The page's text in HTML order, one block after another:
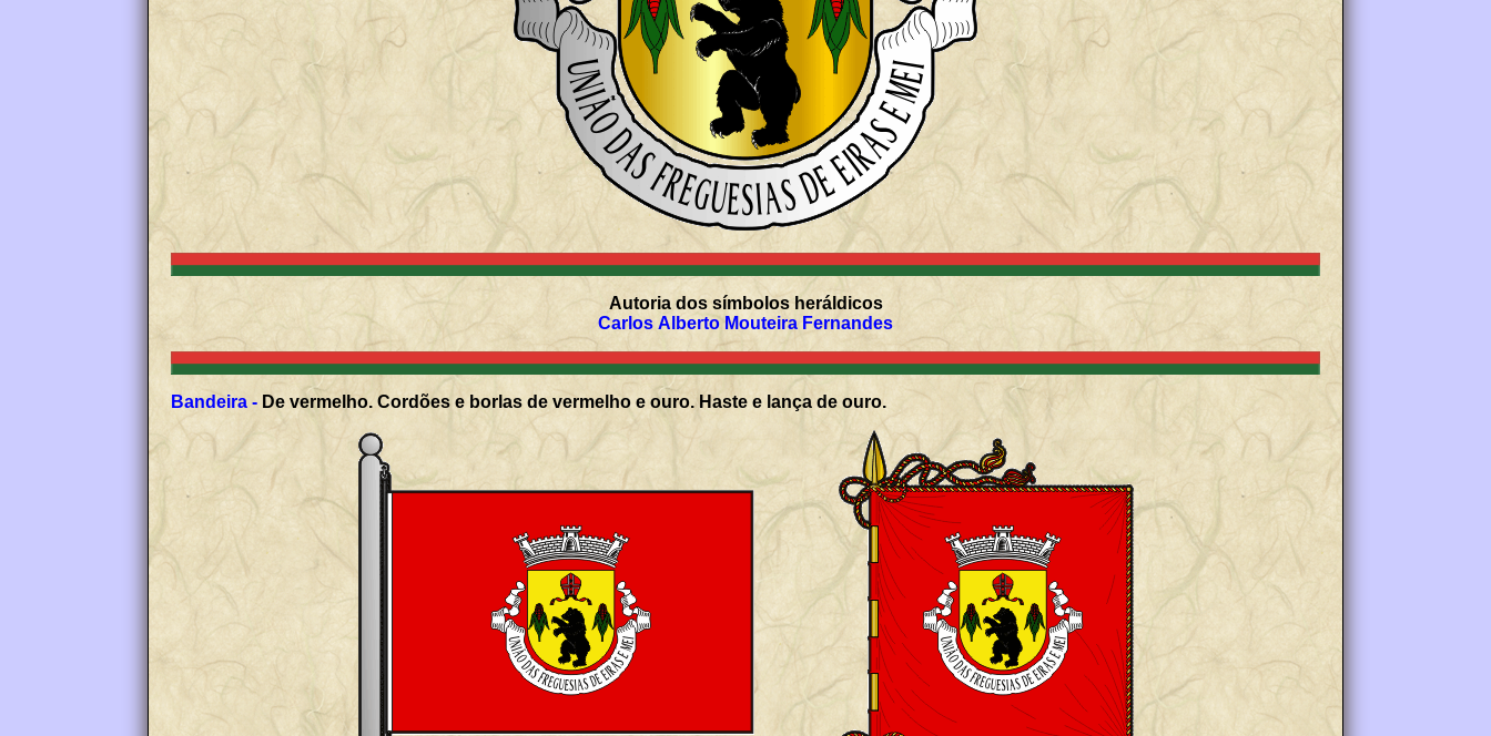
Autoria dos símbolos heráldicos
Carlos Alberto Mouteira Fernandes
Bandeira - De vermelho. Cordões e borlas de vermelho e ouro. Haste e lança de ouro.